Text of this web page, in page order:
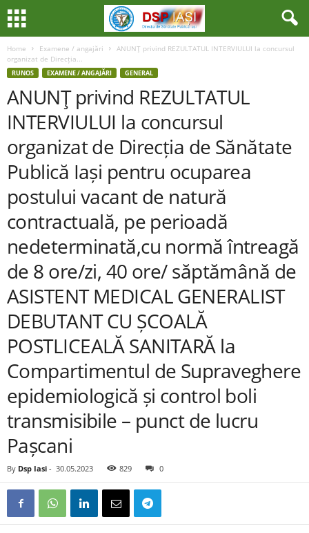
Home Examene / angajări
ANUNŢ privind REZULTATUL INTERVIULUI la concursul
organizat de Direcția...
RUNOS EXAMENE / ANGAJĂRI GENERAL
ANUNŢ privind REZULTATUL
INTERVIULUI la concursul
organizat de Direcția de Sănătate
Publică Iași pentru ocuparea
postului vacant de natură
contractuală, pe perioadă
nedeterminată,cu normă întreagă
de 8 ore/zi, 40 ore/ săptămână de
ASISTENT MEDICAL GENERALIST
DEBUTANT CU ȘCOALĂ
POSTLICEALĂ SANITARĂ la
Compartimentul de Supraveghere
epidemiologică și control boli
transmisibile – punct de lucru
Pașcani
By Dsp Iasi - 30.05.2023 829 0